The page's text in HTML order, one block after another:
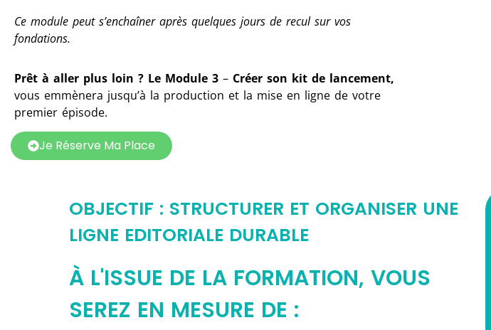
Ce module peut s’enchaîner après quelques jours de recul sur vos
fondations.
Prêt à aller plus loin ? Le Module 3 – Créer son kit de lancement,
vous emmènera jusqu’à la production et la mise en ligne de votre
premier épisode.
Je Réserve Ma Place
OBJECTIF : STRUCTURER ET ORGANISER UNE
LIGNE EDITORIALE DURABLE
À L'ISSUE DE LA FORMATION, VOUS
SEREZ EN MESURE DE :